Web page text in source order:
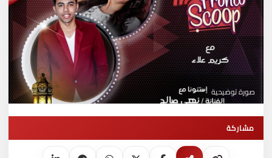
صورة توضيحية
مشاركة